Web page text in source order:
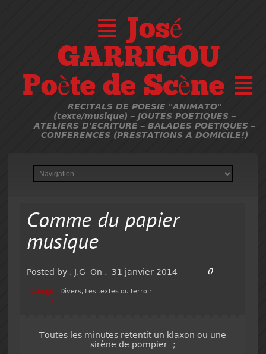
≣ José
GARRIGOU
Poète de Scène ≣
RECITALS DE POESIE "ANIMATO"
(texte/musique) – JOUTES POETIQUES –
ATELIERS D'ECRITURE – BALADES POETIQUES –
CONFERENCES (PRESTATIONS A DOMICILE!)
Comme du papier
musique
Posted by : J.G On : 31 janvier 2014 0
Categor
y:
Divers, Les textes du terroir
Toutes les minutes retentit un klaxon ou une
sirène de pompier ;